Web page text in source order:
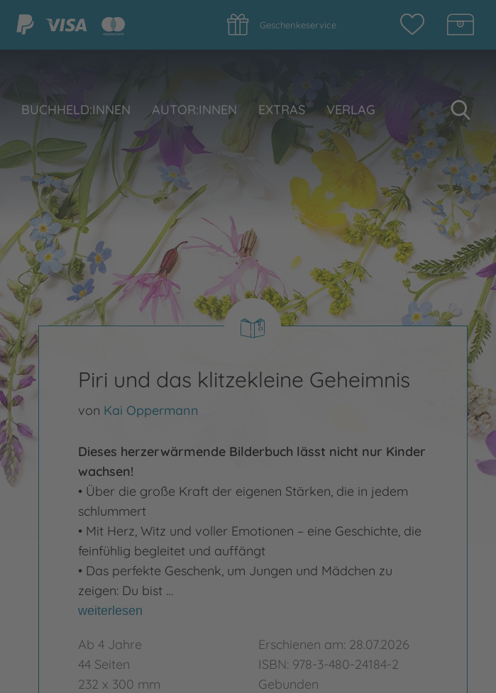
Geschenkeservice
BUCHHELD:INNEN AUTOR:INNEN EXTRAS VERLAG
Piri und das klitzekleine Geheimnis
von Kai Oppermann
Dieses herzerwärmende Bilderbuch lässt nicht nur Kinder
wachsen!
• Über die große Kraft der eigenen Stärken, die in jedem
schlummert
• Mit Herz, Witz und voller Emotionen – eine Geschichte, die
feinfühlig begleitet und auffängt
• Das perfekte Geschenk, um Jungen und Mädchen zu
zeigen: Du bist …
weiterlesen
Ab 4 Jahre
44 Seiten
232 x 300 mm
Erschienen am: 28.07.2026
ISBN: 978-3-480-24184-2
Gebunden